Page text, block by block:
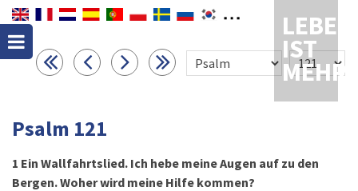
LEBEN
IST
MEHR
Psalm 121
1 Ein Wallfahrtslied. Ich hebe meine Augen auf zu den
Bergen. Woher wird meine Hilfe kommen?